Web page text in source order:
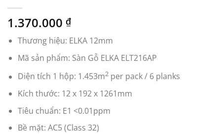
1.370.000 ₫
Thương hiệu: ELKA 12mm
Mã sản phẩm: Sàn Gỗ ELKA ELT216AP
Diện tích 1 hộp: 1.453m2per pack / 6 planks
Kích thước: 12 x 192 x 1261mm
Tiêu chuẩn: E1 <0.01ppm
Bề mặt: AC5 (Class 32)